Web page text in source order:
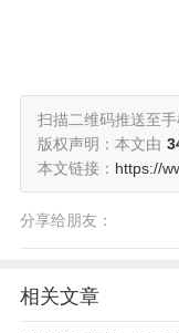
扫描二维码推送至手
版权声明：本文由
本文链接： https://
分享给朋友：
相关文章